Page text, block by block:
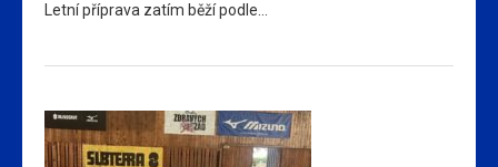
Letní příprava zatím běží podle…